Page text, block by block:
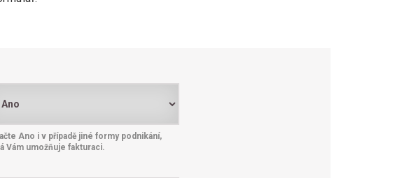
Ano i v případě jiné formy podnikání,
Vám umožňuje fakturaci.